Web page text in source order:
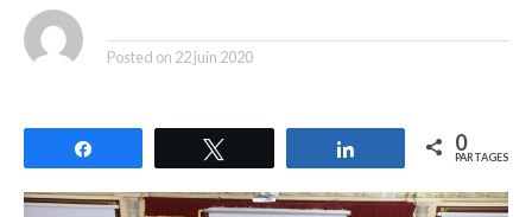
Posted on 22 juin 2020
Partagez 0
PARTAGES